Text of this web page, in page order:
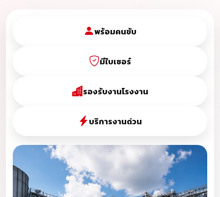
พร้อมคนขับ
มีใบเซอร์
รองรับงานโรงงาน
บริการงานด่วน